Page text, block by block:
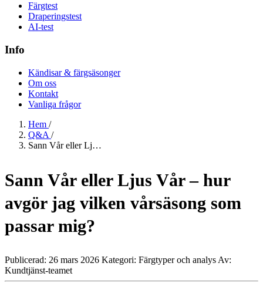
Färgtest
Draperingstest
AI-test
Info
Kändisar & färgsäsonger
Om oss
Kontakt
Vanliga frågor
Hem /
Q&A /
Sann Vår eller Lj…
Sann Vår eller Ljus Vår – hur
avgör jag vilken vårsäsong som
passar mig?
Publicerad: 26 mars 2026 Kategori: Färgtyper och analys Av:
Kundtjänst-teamet